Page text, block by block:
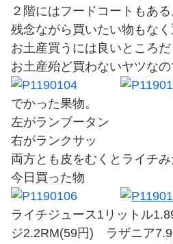
２階にはフードコートもある
残念ながら買いたい物もなく
お土産買うには良いところ
お土産殆ど買わないヤツなの
でかった果物。
左がランブータン
右がランクサッ
両方とも皮をむくとライチ
今日買った物
ライチジュース1リットル
ジ2.2RM(59円) ラザニア